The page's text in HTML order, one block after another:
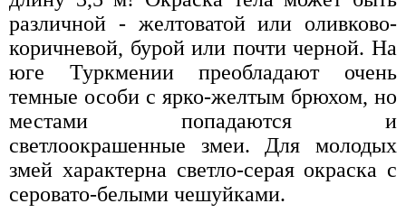
различной - желтоватой или оливково-
коричневой, бурой или почти черной. На
юге Туркмении преобладают очень
темные особи с ярко-желтым брюхом, но
местами попадаются и
светлоокрашенные змеи. Для молодых
змей характерна светло-серая окраска с
серовато-белыми чешуйками.